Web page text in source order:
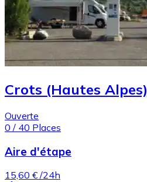
Crots (Hautes Alpes)
Ouverte
0 / 40 Places
Aire d'étape
15,60 € /24h